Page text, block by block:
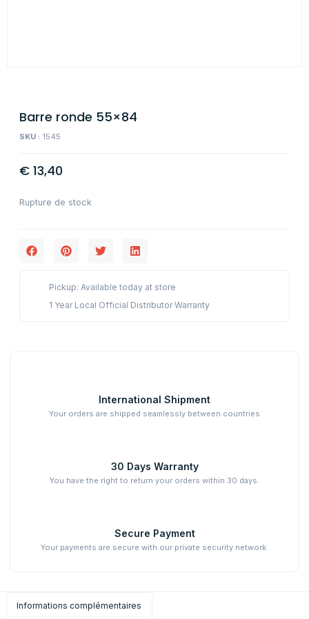
Barre ronde 55×84
SKU : 1545
€ 13,40
Rupture de stock
Pickup: Available today at store
1 Year Local Official Distributor Warranty
International Shipment
Your orders are shipped seamlessly between countries
30 Days Warranty
You have the right to return your orders within 30 days.
Secure Payment
Your payments are secure with our private security network.
Informations complémentaires